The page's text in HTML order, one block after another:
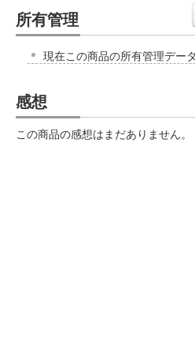
所有管理
現在この商品の所有管理デー
感想
この商品の感想はまだありません。